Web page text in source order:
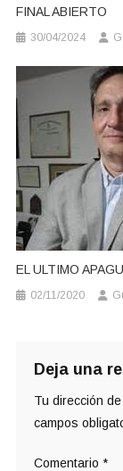
FINAL ABIERTO
30/04/2024
EL ULTIMO
02/11/2020
Deja una
Tu dirección
campos
Comentario *